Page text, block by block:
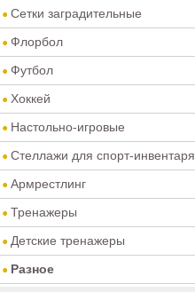
Сетки заградительные
Флорбол
Футбол
Хоккей
Настольно-игровые
Стеллажи для спорт-инвентаря
Армрестлинг
Тренажеры
Детские тренажеры
Разное